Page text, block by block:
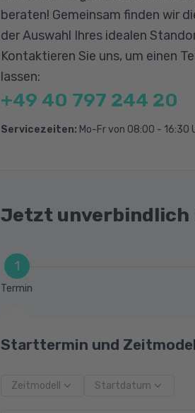
Kommunikation im Audit
Gesprächstechniken für
beraten! Gemeinsam finden wir
der Auswahl Ihres idealen
Kontaktieren Sie uns, um einen
lassen:
+49 40 797 244 20
Servicezeiten: Mo-Fr von 08:00 - 16:30
Jetzt unverbindlich
1
Termin
Starttermin und
Zeitmodell Startdatum